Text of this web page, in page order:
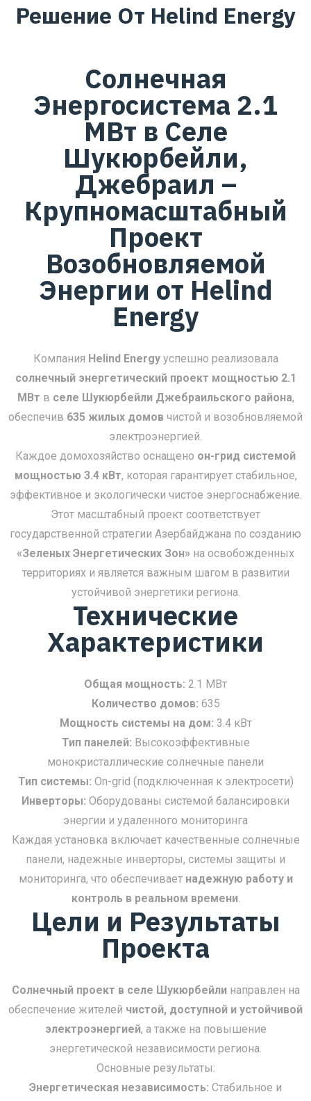
Решение От Helind Energy
Солнечная
Энергосистема 2.1
МВт в Селе
Шукюрбейли,
Джебраил –
Крупномасштабный
Проект
Возобновляемой
Энергии от Helind
Energy
Компания Helind Energyуспешно реализовала
солнечный энергетический проект мощностью 2.1
МВт в селе Шукюрбейли Джебраильского района,
обеспечив 635 жилых домов чистой и возобновляемой
электроэнергией.
Каждое домохозяйство оснащено он-грид системой
мощностью 3.4 кВт, которая гарантирует стабильное,
эффективное и экологически чистое энергоснабжение.
Этот масштабный проект соответствует
государственной стратегии Азербайджана по созданию
«Зеленых Энергетических Зон» на освобожденных
территориях и является важным шагом в развитии
устойчивой энергетики региона.
Технические
Характеристики
Общая мощность: 2.1 МВт
Количество домов: 635
Мощность системы на дом: 3.4 кВт
Тип панелей: Высокоэффективные
монокристаллические солнечные панели
Тип системы: On-grid (подключенная к электросети)
Инверторы: Оборудованы системой балансировки
энергии и удаленного мониторинга
Каждая установка включает качественные солнечные
панели, надежные инверторы, системы защиты и
мониторинга, что обеспечивает надежную работу и
контроль в реальном времени.
Цели и Результаты
Проекта
Солнечный проект в селе Шукюрбейлинаправлен на
обеспечение жителей чистой, доступной и устойчивой
электроэнергией, а также на повышение
энергетической независимости региона.
Основные результаты:
Энергетическая независимость: Стабильное и